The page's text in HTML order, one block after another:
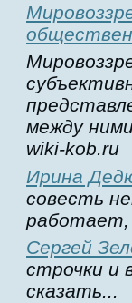
между
wiki-kob.ru
Ирина
совесть
работает,
Сергей
строчки и
сказать...